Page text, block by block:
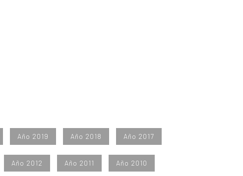
Año 2019 Año 2018 Año 2017
Año 2012 Año 2011 Año 2010